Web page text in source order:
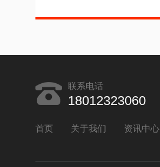
联系电话
18012323060
首页 关于我们 资讯中心